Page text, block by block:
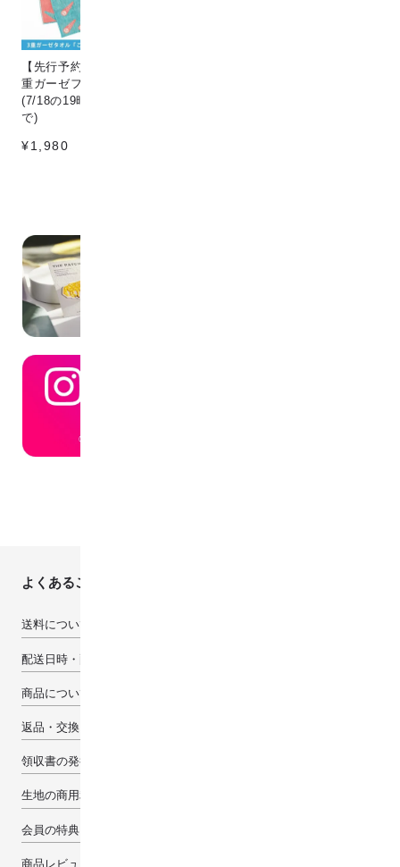
【先行予約販売】[こなゆき] 3
重ガーゼフェイスタオル dino
(7/18の19時〜7/25の12時ま
で)
¥1,980
よくあるご質問
送料について
配送日時・配送先について
商品について
返品・交換・キャンセルについて
領収書の発行について
生地の商用利用について
会員の特典
商品レビューで100pt